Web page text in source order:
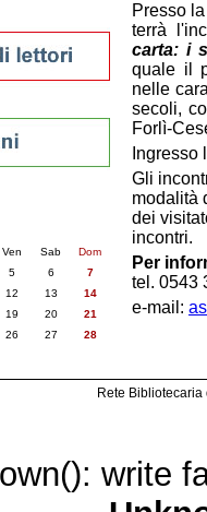
Presso
terrà
carta: i
quale il
nelle
secoli,
Forlì-
Gli
modalità
dei
incontri.
Per
tel. 0543
e-mail:
Ven Sab
Dom
5 6
7
12 13
14
19 20
21
26 27
28
Rete
write